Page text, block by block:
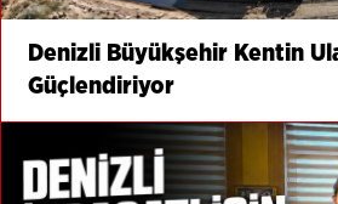
Denizli Büyükşehir Kentin
Güçlendiriyor